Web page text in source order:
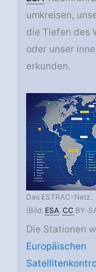
umkreisen,
die Tiefen des
oder unser
erkunden.
Das ESTRAC-Netz.
(Bild: ESA,CC BY-
Die Stationen
Europäischen